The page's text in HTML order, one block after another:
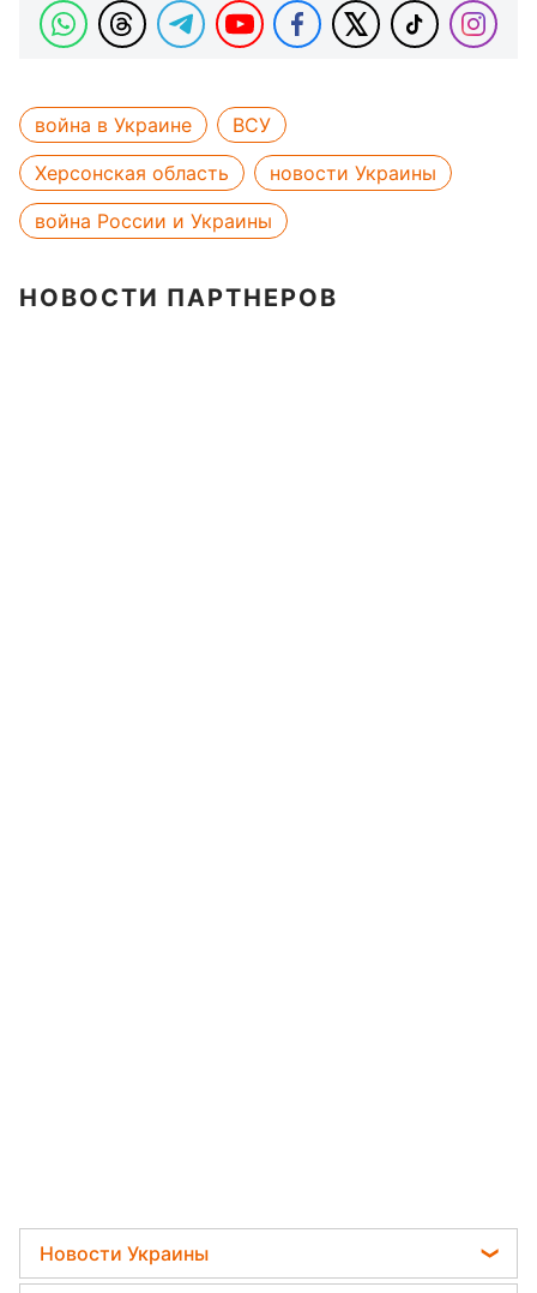
война в Украине
ВСУ
Херсонская область
новости Украины
война России и Украины
НОВОСТИ ПАРТНЕРОВ
Новости Украины